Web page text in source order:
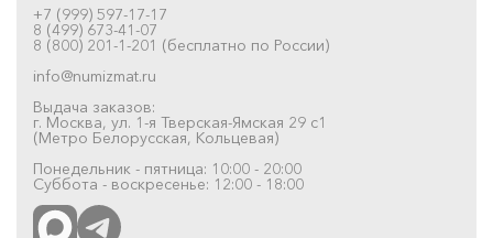
+7 (999) 597-17-17
8 (499) 673-41-07
8 (800) 201-1-201 (бесплатно по России)
info@numizmat.ru
Выдача заказов:
г. Москва, ул. 1-я Тверская-Ямская 29 с1
(Метро Белорусская, Кольцевая)
Понедельник - пятница: 10:00 - 20:00
Суббота - воскресенье: 12:00 - 18:00